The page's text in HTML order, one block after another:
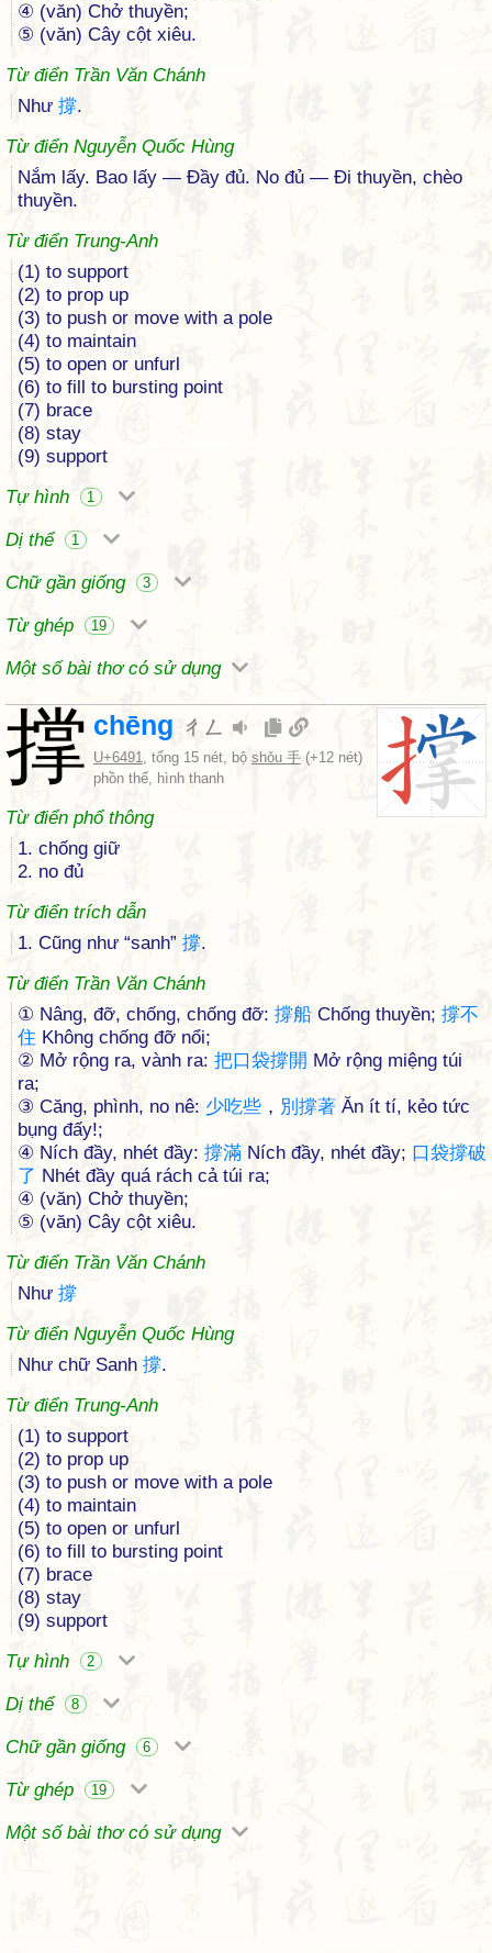
④ (văn) Chở thuyền;
⑤ (văn) Cây cột xiêu.
Từ điển Trần Văn Chánh
Như 撐.
Từ điển Nguyễn Quốc Hùng
Nắm lấy. Bao lấy — Đầy đủ. No đủ — Đi thuyền, chèo
thuyền.
Từ điển Trung-Anh
(1) to support
(2) to prop up
(3) to push or move with a pole
(4) to maintain
(5) to open or unfurl
(6) to fill to bursting point
(7) brace
(8) stay
(9) support
Tự hình
1
Dị thể 1
Chữ gần giống 3
Từ ghép 19
Một số bài thơ có sử dụng
撑 chēng ㄔㄥ
U+6491, tổng 15 nét, bộ shǒu 手 (+12 nét)
phồn thể, hình thanh
Từ điển phổ thông
1. chống giữ
2. no đủ
Từ điển trích dẫn
1. Cũng như “sanh” 撐.
Từ điển Trần Văn Chánh
① Nâng, đỡ, chống, chống đỡ: 撐船 Chống thuyền; 撐不
住 Không chống đỡ nổi;
② Mở rộng ra, vành ra: 把口袋撐開 Mở rộng miệng túi
ra;
③ Căng, phình, no nê: 少吃些 ， 別 撐著 Ăn ít tí, kẻo tức
bụng đấy!;
④ Ních đầy, nhét đầy: 撐滿 Ních đầy, nhét đầy; 口袋撐破
了 Nhét đầy quá rách cả túi ra;
④ (văn) Chở thuyền;
⑤ (văn) Cây cột xiêu.
Từ điển Trần Văn Chánh
Như 撐
Từ điển Nguyễn Quốc Hùng
Như chữ Sanh 撐.
Từ điển Trung-Anh
(1) to support
(2) to prop up
(3) to push or move with a pole
(4) to maintain
(5) to open or unfurl
(6) to fill to bursting point
(7) brace
(8) stay
(9) support
Tự hình
2
Dị thể 8
Chữ gần giống 6
Từ ghép 19
Một số bài thơ có sử dụng